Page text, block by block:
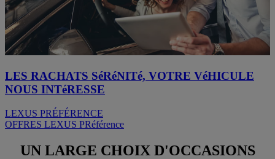
LES RACHATS SéRéNITé, VOTRE VéHICULE
NOUS INTéRESSE
LEXUS PRÉFÉRENCE
OFFRES LEXUS PRéférence
UN LARGE CHOIX D'OCCASIONS